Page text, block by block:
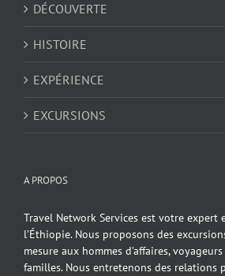
DÉCOUVERTE
HISTOIRE
EXPÉRIENCE
EXCURSIONS
A PROPOS
Travel Network Services est votre expert
l’Éthiopie. Nous proposons des
mesure aux hommes d’affaires,
familles. Nous entretenons des relations